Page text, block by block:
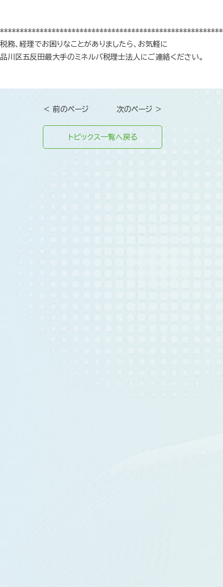
税務、経理でお困りなことがありましたら、お気軽に
品川区五反田最大手のミネルバ税理士法人にご連絡ください。
＜ 前のページ 次のページ ＞
トピックス一覧へ戻る